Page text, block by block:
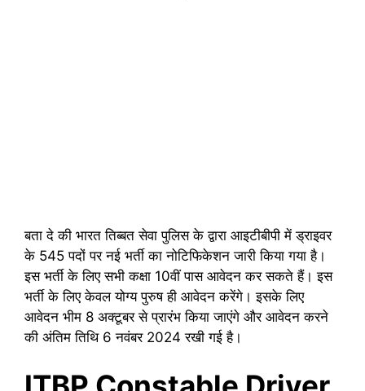
बता दे की भारत तिब्बत सेवा पुलिस के द्वारा आइटीबीपी में ड्राइवर
के 545 पदों पर नई भर्ती का नोटिफिकेशन जारी किया गया है।
इस भर्ती के लिए सभी कक्षा 10वीं पास आवेदन कर सकते हैं। इस
भर्ती के लिए केवल योग्य पुरुष ही आवेदन करेंगे। इसके लिए
आवेदन भीम 8 अक्टूबर से प्रारंभ किया जाएंगे और आवेदन करने
की अंतिम तिथि 6 नवंबर 2024 रखी गई है।